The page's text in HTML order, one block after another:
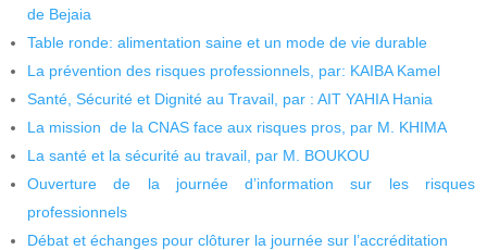
de Bejaia
Table ronde: alimentation saine et un mode de vie durable
La prévention des risques professionnels, par: KAIBA Kamel
Santé, Sécurité et Dignité au Travail, par : AIT YAHIA Hania
La mission de la CNAS face aux risques pros, par M. KHIMA
La santé et la sécurité au travail, par M. BOUKOU
Ouverture de la journée d’information sur les risques
professionnels
Débat et échanges pour clôturer la journée sur l’accréditation